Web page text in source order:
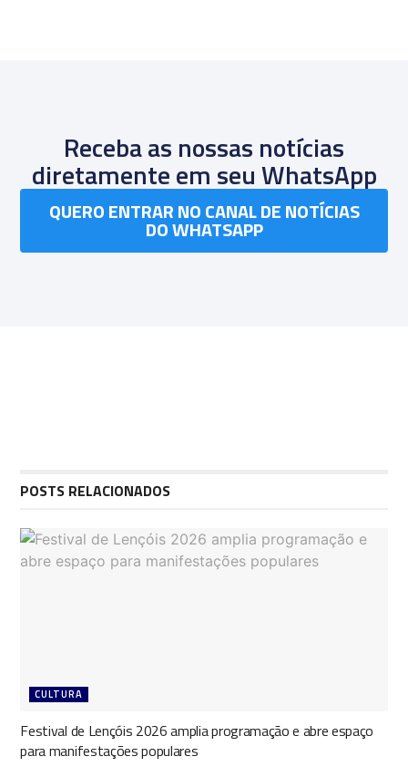
Receba as nossas notícias
diretamente em seu WhatsApp
QUERO ENTRAR NO CANAL DE NOTÍCIAS
DO WHATSAPP
POSTS RELACIONADOS
CULTURA
Festival de Lençóis 2026 amplia programação e abre espaço
para manifestações populares